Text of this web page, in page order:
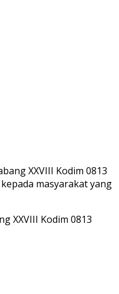
XXVIII Kodim 0813
masyarakat yang
XXVIII Kodim 0813